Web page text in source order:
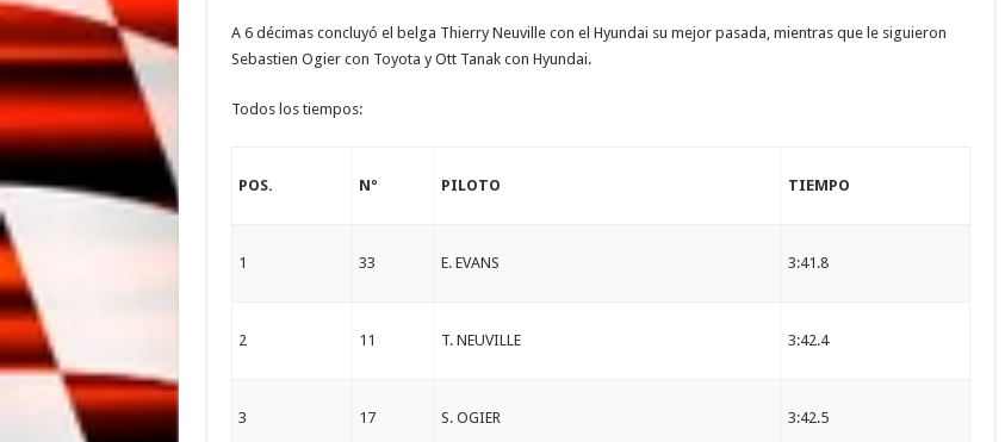
A 6 décimas concluyó el belga Thierry Neuville con el Hyundai su mejor pasada, mientras que le siguieron
Sebastien Ogier con Toyota y Ott Tanak con Hyundai.
Todos los tiempos:
POS. Nº PILOTO TIEMPO
1 33 E. EVANS 3:41.8
2 11 T. NEUVILLE 3:42.4
3 17 S. OGIER 3:42.5